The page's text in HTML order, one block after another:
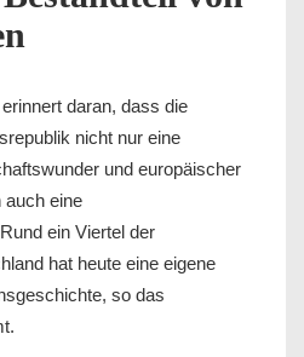
daran, dass die
nicht nur eine
und europäischer
auch eine
ein Viertel der
hat heute eine eigene
so das